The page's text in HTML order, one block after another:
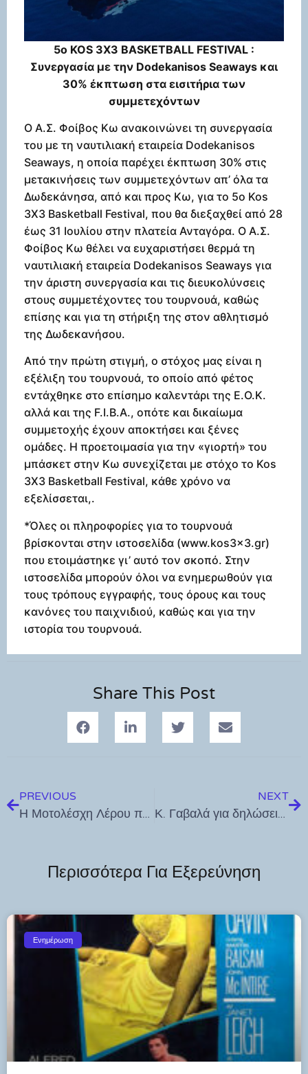
5ο KOS 3X3 BASKETBALL FESTIVAL :
Συνεργασία με την Dodekanisos Seaways και
30% έκπτωση στα εισιτήρια των
συμμετεχόντων
Ο Α.Σ. Φοίβος Κω ανακοινώνει τη συνεργασία
του με τη ναυτιλιακή εταιρεία Dodekanisos
Seaways, η οποία παρέχει έκπτωση 30% στις
μετακινήσεις των συμμετεχόντων απ’ όλα τα
Δωδεκάνησα, από και προς Κω, για το 5ο Kos
3X3 Basketball Festival, που θα διεξαχθεί από 28
έως 31 Ιουλίου στην πλατεία Ανταγόρα. Ο Α.Σ.
Φοίβος Κω θέλει να ευχαριστήσει θερμά τη
ναυτιλιακή εταιρεία Dodekanisos Seaways για
την άριστη συνεργασία και τις διευκολύνσεις
στους συμμετέχοντες του τουρνουά, καθώς
επίσης και για τη στήριξη της στον αθλητισμό
της Δωδεκανήσου.
Από την πρώτη στιγμή, ο στόχος μας είναι η
εξέλιξη του τουρνουά, το οποίο από φέτος
εντάχθηκε στο επίσημο καλεντάρι της Ε.Ο.Κ.
αλλά και της F.I.B.A., οπότε και δικαίωμα
συμμετοχής έχουν αποκτήσει και ξένες
ομάδες. Η προετοιμασία για την «γιορτή» του
μπάσκετ στην Κω συνεχίζεται με στόχο το Kos
3X3 Basketball Festival, κάθε χρόνο να
εξελίσσεται,.
*Όλες οι πληροφορίες για το τουρνουά
βρίσκονται στην ιστοσελίδα (www.kos3x3.gr)
που ετοιμάστηκε γι’ αυτό τον σκοπό. Στην
ιστοσελίδα μπορούν όλοι να ενημερωθούν για
τους τρόπους εγγραφής, τους όρους και τους
κανόνες του παιχνιδιού, καθώς και για την
ιστορία του τουρνουά.
Share This Post
PREVIOUS
Η Μοτολέσχη Λέρου πάει μονοήμερη εκδρομή στην Κω την Κυριακή 10 Ιουλίου
NEXT
Κ. Γαβαλά για δηλώσεις Γιασιράνη περί κενών στο νοσοκομείο Κω : “Η εν λόγω κυρία είναι πιθανό να ζει στο παρελθόν και δεν αισθάνεται την πίεση και την ώθηση της προόδου αλλά ούτε και την πίεση της εξωφρενικής και επικίνδυνης πραγματικότητας !”
Περισσότερα Για Εξερεύνηση
Ενημέρωση